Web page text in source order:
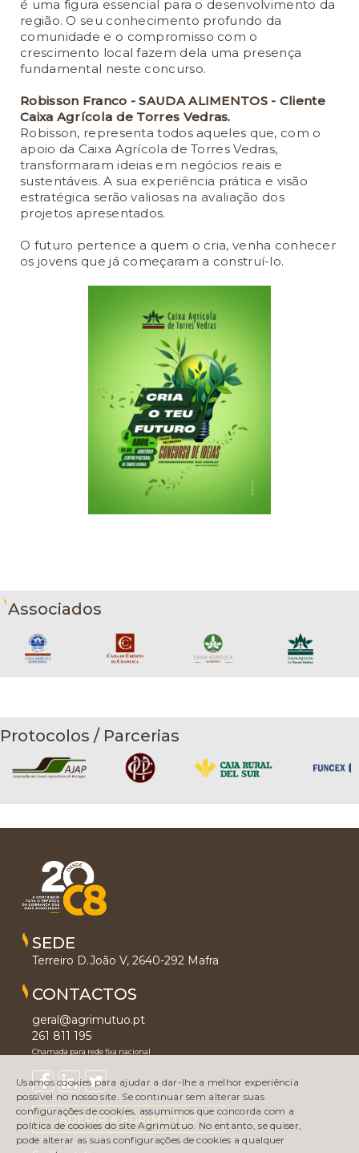
é uma figura essencial para o desenvolvimento da
região. O seu conhecimento profundo da
comunidade e o compromisso com o
crescimento local fazem dela uma presença
fundamental neste concurso.
Robisson Franco - SAUDA ALIMENTOS - Cliente
Caixa Agrícola de Torres Vedras.
Robisson, representa todos aqueles que, com o
apoio da Caixa Agrícola de Torres Vedras,
transformaram ideias em negócios reais e
sustentáveis. A sua experiência prática e visão
estratégica serão valiosas na avaliação dos
projetos apresentados.
O futuro pertence a quem o cria, venha conhecer
os jovens que já começaram a construí-lo.
Associados
Protocolos / Parcerias
SEDE
Terreiro D.João V, 2640-292 Mafra
CONTACTOS
geral@agrimutuo.pt
261 811 195
Chamada para rede fixa nacional
ADERIR À AGRIMÚTUO
Usamos cookies para ajudar a dar-lhe a melhor experiência
possível no nosso site. Se continuar sem alterar suas
configurações de cookies, assumimos que concorda com a
política de cookies do site Agrimútuo. No entanto, se quiser,
pode alterar as suas configurações de cookies a qualquer